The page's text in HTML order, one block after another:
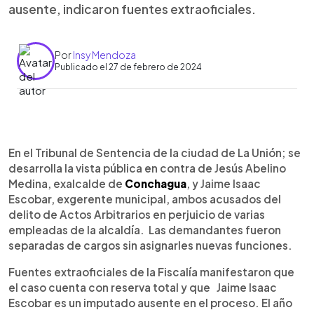
ausente, indicaron fuentes extraoficiales.
PorInsy Mendoza
Publicado el 27 de febrero de 2024
► Escuchar artículo
En el Tribunal de Sentencia de la ciudad de La Unión; se
desarrolla la vista pública en contra de Jesús Abelino
Medina, exalcalde de Conchagua , y Jaime Isaac
Escobar, exgerente municipal, ambos acusados del
delito de Actos Arbitrarios en perjuicio de varias
empleadas de la alcaldía. Las demandantes fueron
separadas de cargos sin asignarles nuevas funciones.
Fuentes extraoficiales de la Fiscalía manifestaron que
el caso cuenta con reserva total y que Jaime Isaac
Escobar es un imputado ausente en el proceso. El año